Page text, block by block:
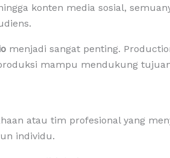
konten media sosial,
menjadi sangat penting.
mampu mendukung
atau tim profesional yang
individu.